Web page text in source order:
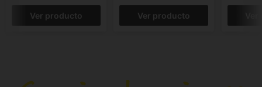
Ver producto Ver producto